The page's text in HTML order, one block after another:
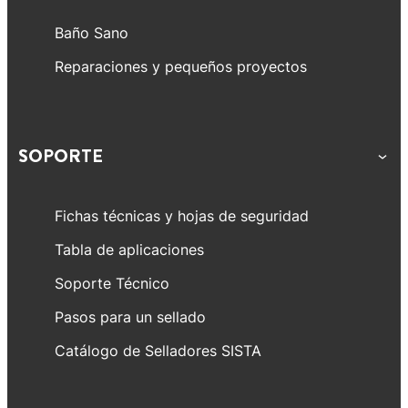
Baño Sano
Reparaciones y pequeños proyectos
SOPORTE
Fichas técnicas y hojas de seguridad
Tabla de aplicaciones
Soporte Técnico
Pasos para un sellado
Catálogo de Selladores SISTA